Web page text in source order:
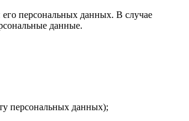
персональных данных. В случае
данные.
персональных данных);